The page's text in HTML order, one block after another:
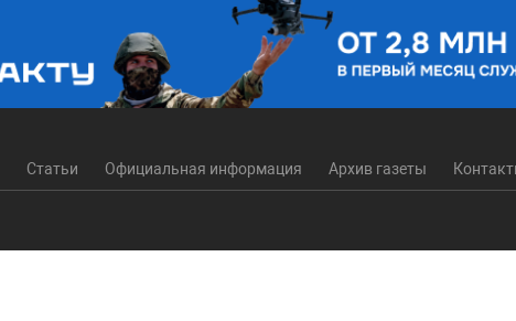
Статьи Официальная информация Архив газеты